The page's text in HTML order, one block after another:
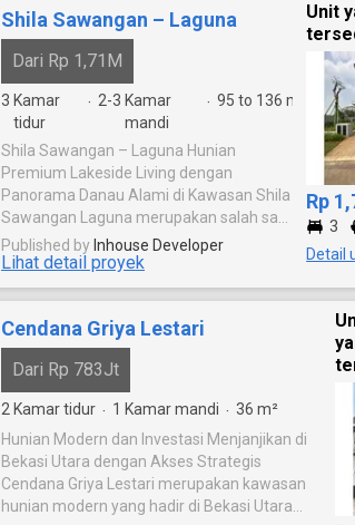
Shila Sawangan – Laguna
Dari Rp 1,71M
3 Kamar
tidur
· 2-3 Kamar
mandi
· 95 to 136
Shila Sawangan – Laguna Hunian
Premium Lakeside Living dengan
Panorama Danau Alami di Kawasan Shila
Sawangan Laguna merupakan salah satu
cluster premium yang tergabung dalam
Lake Series di kawasan Shila Sawangan,
township modern yang dikembangkan
oleh PT Diamond Development Indonesia
bersama Vasanta Group. Mengusung
konsep Living by The Lake, Laguna
menghadirkan pengalaman tinggal yang
menyatu dengan alam melalui panorama
danau alami seluas 26 hektare, ruang
terbuka hijau yang luas, serta lingkungan
eksklusif yang dirancang untuk
mendukung gaya hidup modern dan
sehat. Sebagai bagian dari kawasan
Published by Inhouse Developer
Lihat detail proyek
Unit
Rp
3
Detail
Cendana Griya Lestari
Dari Rp 783Jt
2 Kamar tidur · 1 Kamar mandi · 36 m²
Hunian Modern dan Investasi Menjanjikan di
Bekasi Utara dengan Akses Strategis
Cendana Griya Lestari merupakan kawasan
hunian modern yang hadir di Bekasi Utara